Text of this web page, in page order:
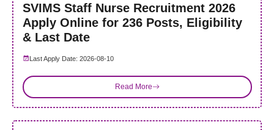
SVIMS Staff Nurse Recruitment 2026
Apply Online for 236 Posts, Eligibility
& Last Date
Last Apply Date: 2026-08-10
Read More